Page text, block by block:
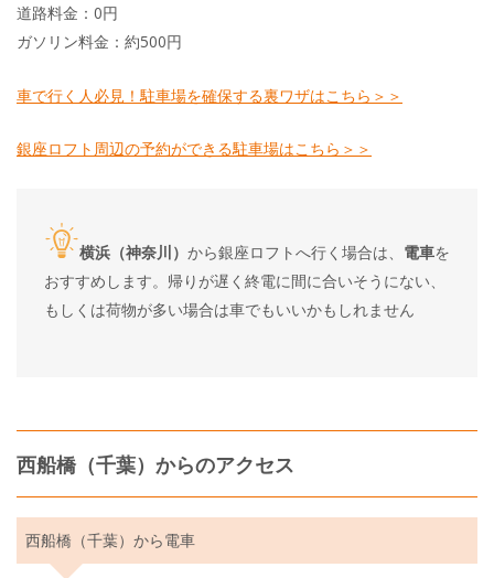
道路料金：0円
ガソリン料金：約500円
車で行く人必見！駐車場を確保する裏ワザはこちら＞＞
銀座ロフト周辺の予約ができる駐車場はこちら＞＞
横浜（神奈川） から銀座ロフトへ行く場合は、 電車を
おすすめします。帰りが遅く終電に間に合いそうにない、
もしくは荷物が多い場合は車でもいいかもしれません
西船橋（千葉）からのアクセス
西船橋（千葉）から電車